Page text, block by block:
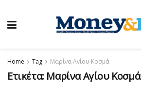
Home Tag Μαρίνα Αγίου Κοσμά
Ετικέτα: Μαρίνα Αγίου Κοσμά